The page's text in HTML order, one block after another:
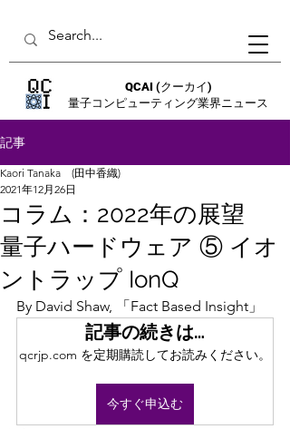
QCAI (クーカイ)
量子コンピューティング業界ニュース
記事
コラム：2022年の展望
量子ハードウェア ⑤ イオ
ントラップ IonQ
Kaori Tanaka (田中香織)
2021年12月26日
By David Shaw, 「Fact Based Insight」
記事の続きは…
qcrjp.com を定期購読してお読みください。
今すぐ申込む